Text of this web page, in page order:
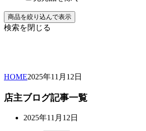
検索を閉じる
HOME2025年11月 12日
店主ブログ記事一覧
2025年11月12日